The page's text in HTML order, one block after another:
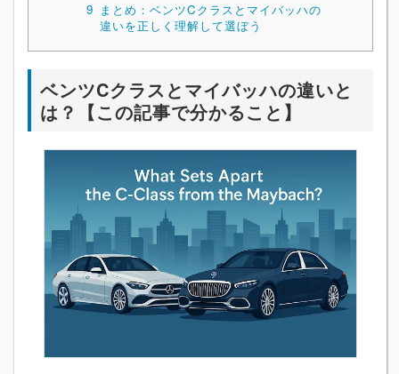
9 まとめ：ベンツCクラスとマイバッハの
違いを正しく理解して選ぼう
ベンツCクラスとマイバッハの違いと
は？【この記事で分かること】